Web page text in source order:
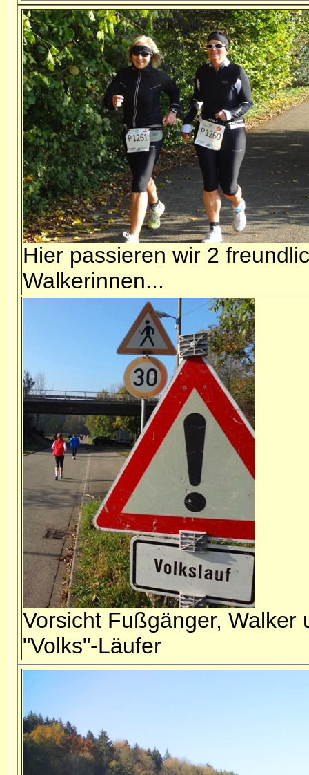
Hier passieren wir 2
Walkerinnen...
Vorsicht Fußgänger, Walker
"Volks"-Läufer